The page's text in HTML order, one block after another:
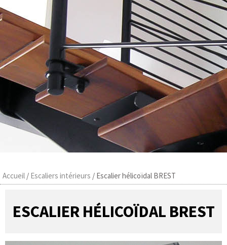
Accueil / Escaliers intérieurs / Escalier hélicoïdal BREST
ESCALIER HÉLICOÏDAL BREST